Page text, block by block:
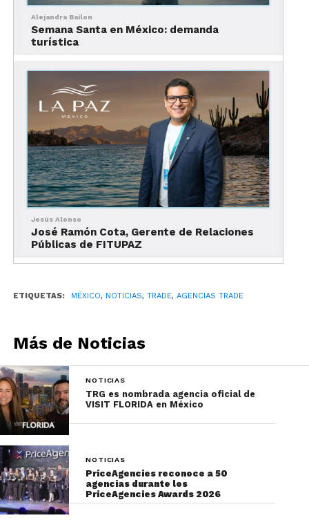
Si deseas más información acerca de brands travel,
ingresa ahttps://brandstravel.com/
Alejandra Bailon
Semana Santa en México: demanda
turística
Jesús Alonso
José Ramón Cota, Gerente de Relaciones
Públicas de FITUPAZ
ETIQUETAS: MÉXICO, NOTICIAS, TRADE, AGENCIAS TRADE
Más de Noticias
NOTICIAS
TRG es nombrada agencia oficial de
VISIT FLORIDA en México
NOTICIAS
PriceAgencies reconoce a 50
agencias durante los
PriceAgencies Awards 2026